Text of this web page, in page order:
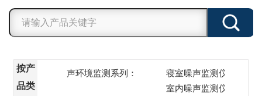
按产
品类
声环境监测系列：
寝室噪声监测仪
室内噪声监测仪